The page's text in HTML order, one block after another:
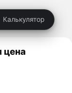
Калькулятор
цена